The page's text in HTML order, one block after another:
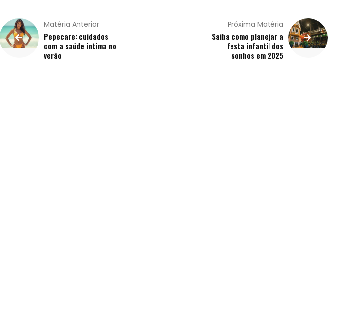
Pets
Receitas
Matéria Anterior
Pepecare: cuidados
com a saúde íntima no
verão
Próxima Matéria
Saiba como planejar a
festa infantil dos
sonhos em 2025